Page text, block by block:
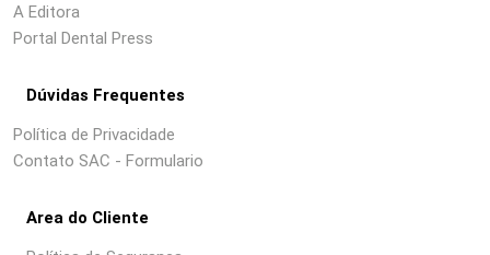
A Editora
Portal Dental Press
Dúvidas Frequentes
Política de Privacidade
Contato SAC - Formulario
Area do Cliente